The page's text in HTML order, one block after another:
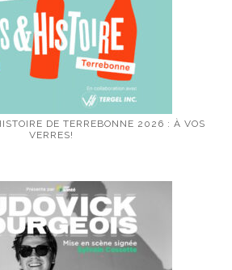
DE TERREBONNE 2026 : À VOS
VERRES!